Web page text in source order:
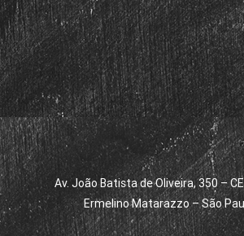
Av. João Batista de Oliveira, 350 –
Ermelino Matarazzo – São